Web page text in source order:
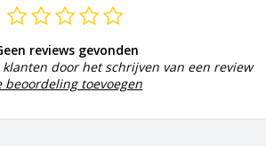
reviews gevonden
door het schrijven van een review
beoordeling toevoegen